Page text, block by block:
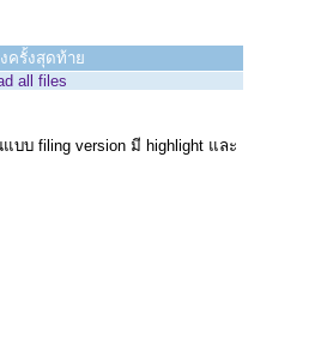
ครั้งสุดท้าย
all files
บ filing version มี highlight และ